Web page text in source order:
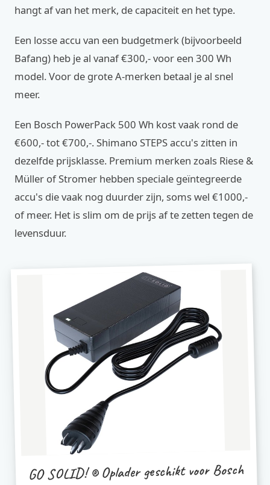
hangt af van het merk, de capaciteit en het type.
Een losse accu van een budgetmerk (bijvoorbeeld
Bafang) heb je al vanaf €300,- voor een 300 Wh
model. Voor de grote A-merken betaal je al snel
meer.
Een Bosch PowerPack 500 Wh kost vaak rond de
€600,- tot €700,-. Shimano STEPS accu's zitten in
dezelfde prijsklasse. Premium merken zoals Riese &
Müller of Stromer hebben speciale geïntegreerde
accu's die vaak nog duurder zijn, soms wel €1000,-
of meer. Het is slim om de prijs af te zetten tegen de
levensduur.
GO SOLID! ® Oplader geschikt voor Bosch